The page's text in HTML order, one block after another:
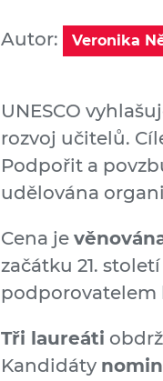
Autor: Veronika
UNESCO
rozvoj učitelů.
Podpořit a
udělována
Cena je
začátku 21.
podporovatelem
Tři laureáti
Kandidáty